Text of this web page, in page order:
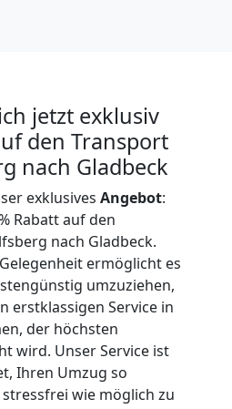
jetzt exklusiv
den Transport
nach Gladbeck
exklusives Angebot:
Rabatt auf den
nach Gladbeck.
ermöglicht es
umzuziehen,
erstklassigen Service in
der höchsten
wird. Unser Service ist
Ihren Umzug so
wie möglich zu